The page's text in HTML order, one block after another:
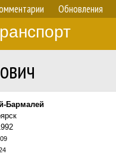
Обновления
Бармалей